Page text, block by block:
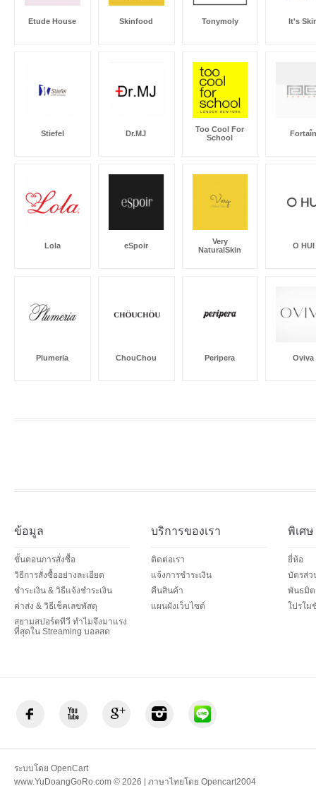
Etude House Skinfood Tonymoly It's
Stiefel Dr.MJ
Too Cool For
School
Lola eSpoir
Very
NaturalSkin
O HUI
Plumeria ChouChou Peripera Oviva
ข้อมูล
ขั้นตอนการสั่งซื้อ
วิธีการสั่งซื้ออย่างละเอียด
ชำระเงิน & วิธีแจ้งชำระเงิน
ค่าส่ง & วิธีเช็คเลขพัสดุ
สยามสปอร์ตทีวี ทำไมจึงมาแรง
ที่สุดใน Streaming บอลสด
บริการของเรา
ติดต่อเรา
แจ้งการชำระเงิน
คืนสินค้า
แผนผังเว็บไซต์
พิเศษ
ยี่ห้อ
บัตรส่ว
พันธมิต
โปรโม
ระบบโดย OpenCart
www.YuDoangGoRo.com © 2026 | ภาษาไทยโดย Opencart2004